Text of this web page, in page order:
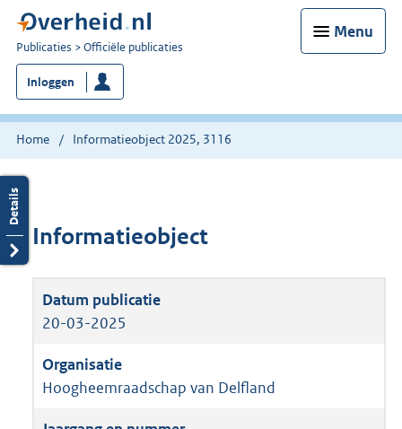
Menu
U
bent
nu
hier:
Publicaties Officiële publicaties
Inloggen
Home Informatieobject 2025, 3116
Informatieobject
20-03-2025
Hoogheemraadschap van Delfland